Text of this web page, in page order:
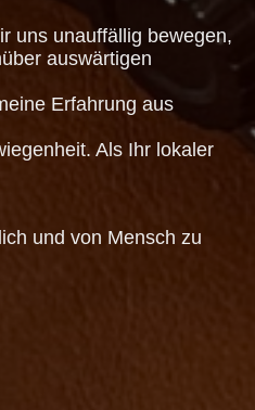
uns unauffällig bewegen,
auswärtigen
Erfahrung aus
Als Ihr lokaler
und von Mensch zu